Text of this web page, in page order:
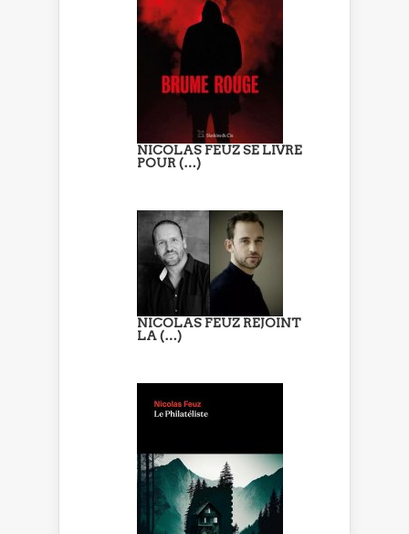
NICOLAS FEUZ SE LIVRE
POUR (…)
NICOLAS FEUZ REJOINT
LA (…)